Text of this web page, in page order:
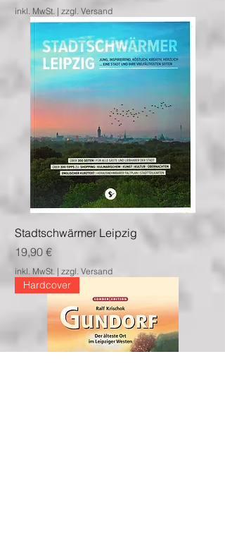
inkl. MwSt. | zzgl. Versand
Stadtschwärmer Leipzig
Preis
19,90 €
inkl. MwSt. | zzgl. Versand
Hardcover